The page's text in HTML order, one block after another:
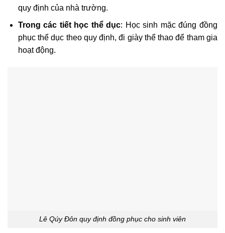
quy định của nhà trường.
Trong các tiết học thể dục: Học sinh mặc đúng đồng
phục thể dục theo quy định, đi giày thể thao để tham gia
hoạt động.
Lê Qúy Đôn quy định đồng phục cho sinh viên